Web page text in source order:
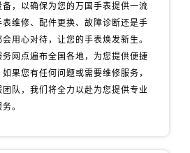
福建省三明市三元区东乾二路万国售后服务中心（需提前预约）
，以确保为您的万国手表提供一流
维修、配件更换、故障诊断还是手
用心对待，让您的手表焕发新生。
网点遍布全国各地，为您提供便捷
果您有任何问题或需要维修服务，
队，我们将全力以赴为您提供专业
。